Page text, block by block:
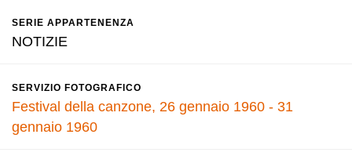
SERIE APPARTENENZA
NOTIZIE
SERVIZIO FOTOGRAFICO
Festival della canzone, 26 gennaio 1960 - 31
gennaio 1960